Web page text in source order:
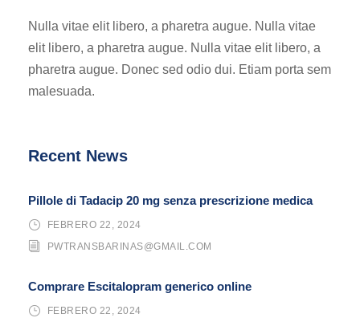
Nulla vitae elit libero, a pharetra augue. Nulla vitae
elit libero, a pharetra augue. Nulla vitae elit libero, a
pharetra augue. Donec sed odio dui. Etiam porta sem
malesuada.
Recent News
Pillole di Tadacip 20 mg senza prescrizione medica
FEBRERO 22, 2024
PWTRANSBARINAS@GMAIL.COM
Comprare Escitalopram generico online
FEBRERO 22, 2024